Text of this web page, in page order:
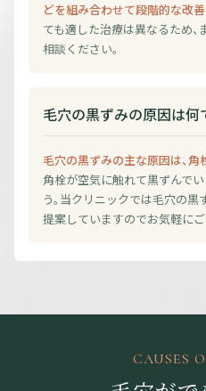
どを組み合わせて段階的な改善
ても適した治療は異なるため
相談ください。
毛穴の黒ずみの原因は何
毛穴の黒ずみの主な原因は、角
角栓が空気に触れて黒ずんで
う。当クリニックでは毛穴の
提案していますのでお気軽にご
CAUSES